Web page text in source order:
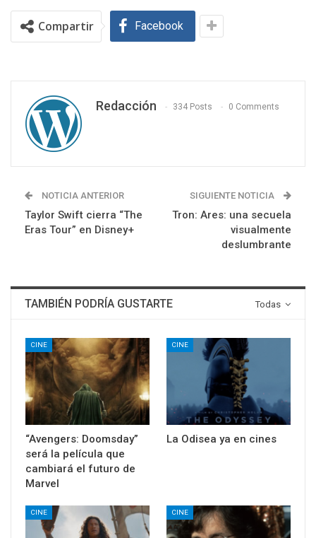
Compartir Facebook
Redacción 334 Posts 0 Comments
NOTICIA ANTERIOR
Taylor Swift cierra “The
Eras Tour” en Disney+
SIGUIENTE NOTICIA
Tron: Ares: una secuela
visualmente
deslumbrante
Todas
TAMBIÉN PODRÍA GUSTARTE
CINE
“Avengers: Doomsday”
será la película que
cambiará el futuro de
Marvel
CINE
La Odisea ya en cines
CINE CINE